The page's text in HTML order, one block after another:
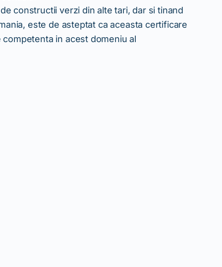
constructii verzi din alte tari, dar si tinand
este de asteptat ca aceasta certificare
in acest domeniu al